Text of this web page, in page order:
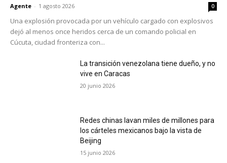
Agente - 1 agosto 2026 0
Una explosión provocada por un vehículo cargado con explosivos
dejó al menos once heridos cerca de un comando policial en
Cúcuta, ciudad fronteriza con...
La transición venezolana tiene dueño, y no
vive en Caracas
20 junio 2026
Redes chinas lavan miles de millones para
los cárteles mexicanos bajo la vista de
Beijing
15 junio 2026